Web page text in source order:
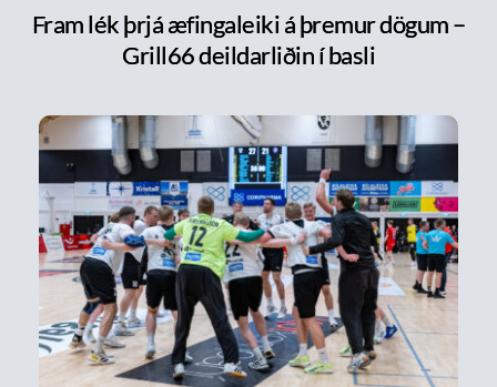
Fram lék þrjá æfingaleiki á þremur dögum –
Grill66 deildarliðin í basli